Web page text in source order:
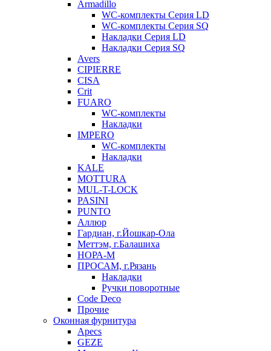
Armadillo
WC-комплекты Серия LD
WC-комплекты Серия SQ
Накладки Серия LD
Накладки Серия SQ
Avers
CIPIERRE
CISA
Crit
FUARO
WC-комплекты
Накладки
IMPERO
WC-комплекты
Накладки
KALE
MOTTURA
MUL-T-LOCK
PASINI
PUNTO
Аллюр
Гардиан, г.Йошкар-Ола
Меттэм, г.Балашиха
НОРА-М
ПРОСАМ, г.Рязань
Накладки
Ручки поворотные
Code Deco
Прочие
Оконная фурнитура
Apecs
GEZE